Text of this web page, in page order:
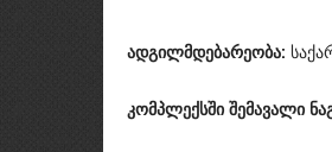
ადგილმდებარეობა:
კომპლექსში შემავალი